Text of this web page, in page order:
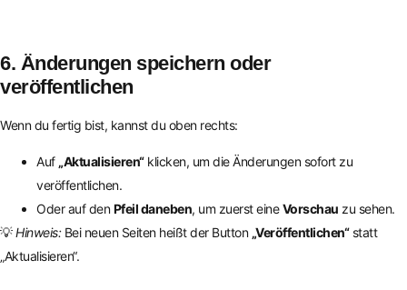
6. Änderungen speichern oder
veröffentlichen
Wenn du fertig bist, kannst du oben rechts:
Auf „Aktualisieren“klicken, um die Änderungen sofort zu
veröffentlichen.
Oder auf denPfeil daneben, um zuerst eineVorschau zu sehen.
💡Hinweis:Bei neuen Seiten heißt der Button „Veröffentlichen“statt
„Aktualisieren“.